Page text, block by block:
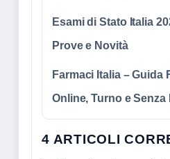
Esami di Stato Italia
Prove e Novità
Farmaci Italia – Guida
Online, Turno e Senza
4 ARTICOLI